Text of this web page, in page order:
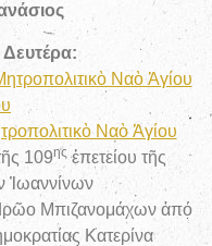
Ναὸ Ἁγίου
Ναὸ Ἁγίου
109ης ἐπετείου τῆς
Ἰωαννίνων
Μπιζανομάχων ἀπό
Κατερίνα